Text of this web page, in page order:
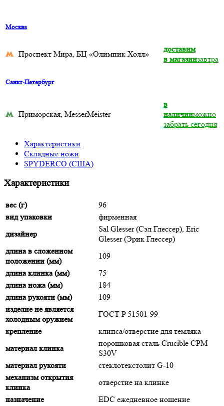
Москва
Проспект Мира, БЦ «Олимпик Холл»
доставим
в магазинзавтра
Санкт-Петербург
Приморская, MesserMeister
в
наличииможно
забрать сегодня
Характеристики
Складные ножи
SPYDERCO (США)
Характеристики
вес (г)
96
вид упаковки
фирменная
дизайнер
Sal Glesser (Сэл Глессер), Eric
Glesser (Эрик Глессер)
длина в сложенном
положении (мм)
109
длина клинка (мм)
75
длина ножа (мм)
184
длина рукояти (мм)
109
изделие не является
холодным оружием
ГОСТ P 51501-99
крепление
клипса/отверстие для темляка
материал клинка
порошковая сталь Crucible CPM
S30V
материал рукояти
стеклотекстолит G-10
механизм открытия
клинка
отверстие на клинке
назначение
EDC ежедневное ношение